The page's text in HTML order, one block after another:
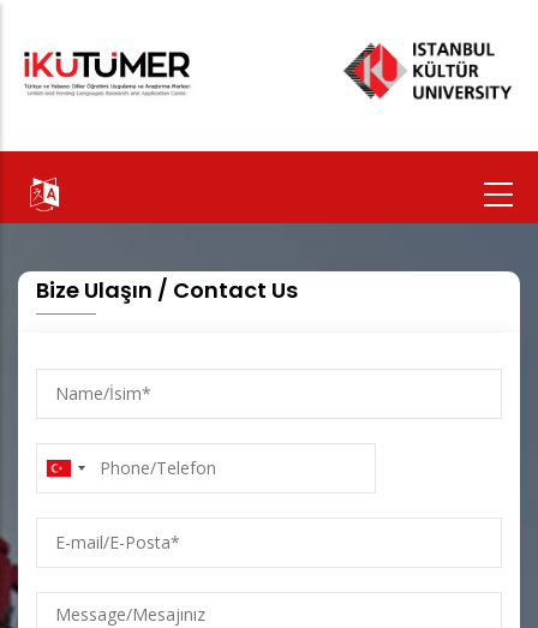
içeriğe
atla
Bize Ulaşın / Contact Us
Name/
İsim
Phone/Telefon
mail/E-
Posta
Message/Mesajınız